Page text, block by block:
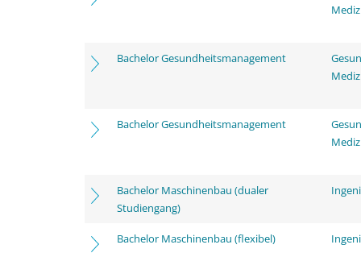
Bachelor Gesundheitsmanagement
Bachelor Gesundheitsmanagement
Bachelor Maschinenbau (dualer
Studiengang)
Bachelor Maschinenbau (flexibel)